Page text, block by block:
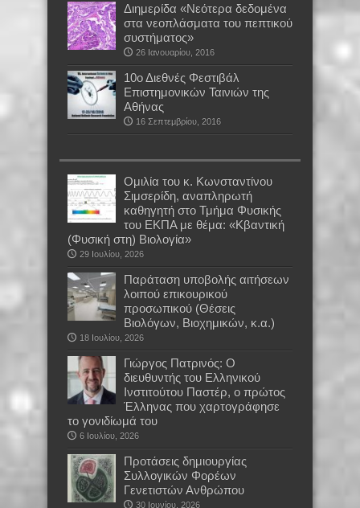
Διημερίδα «Νεότερα δεδομένα
στα νεοπλάσματα του πεπτικού
συστήματος»
26 Ιανουαρίου, 2016
10ο Διεθνές Φεστιβάλ
Επιστημονικών Ταινιών της
Αθήνας
16 Σεπτεμβρίου, 2016
Oμιλία του κ. Κωνσταντίνου
Σιμσερίδη, αναπληρωτή
καθηγητή στο Τμήμα Φυσικής
του ΕΚΠΑ με θέμα: «Κβαντική
(Φυσική στη) Βιολογία»
29 Ιουλίου, 2026
Παράταση υποβολής αιτήσεων
λοιπού επικουρικού
προσωπικού (Θέσεις
Βιολόγων, Βιοχημικών, κ.α.)
18 Ιουλίου, 2026
Γιώργος Πατρινός: Ο
διευθυντής του Ελληνικού
Ινστιτούτου Παστέρ, ο πρώτος
Έλληνας που χαρτογράφησε
το γονιδίωμά του
6 Ιουλίου, 2026
Προτάσεις δημιουργίας
Συλλογικών Φορέων
Γενετιστών Ανθρώπου
30 Ιουνίου, 2026